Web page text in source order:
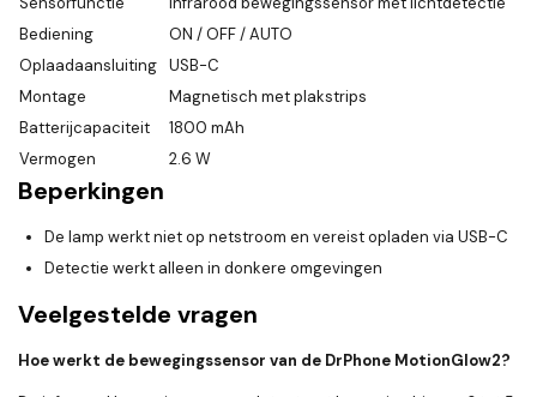
Bediening
ON / OFF / AUTO
Oplaadaansluiting USB-C
Montage
Magnetisch met plakstrips
Batterijcapaciteit
1800 mAh
Vermogen
2.6 W
Beperkingen
De lamp werkt niet op netstroom en vereist opladen via USB-C
Detectie werkt alleen in donkere omgevingen
Veelgestelde vragen
Hoe werkt de bewegingssensor van de DrPhone MotionGlow2?